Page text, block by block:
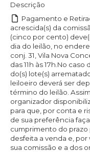
Descrição
Pagamento e
acrescida(s) da
(cinco por cento)
dia do leilão, no
conj. 31, Vila Nova
das 11h às 17h.No
do(s) lote(s)
leiloeiro deverá ser
término do leilão.
organizador
para que, por conta e
de sua preferência
cumprimento do prazo
desfeita a venda e, por
sua comissão e a dos